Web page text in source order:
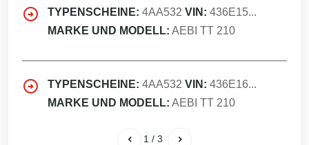
TYPENSCHEINE: 4AA532 VIN: 436E15...
MARKE UND MODELL: AEBI TT 210
TYPENSCHEINE: 4AA532 VIN: 436E16...
MARKE UND MODELL: AEBI TT 210
1 / 3